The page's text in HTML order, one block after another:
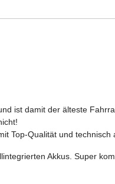
ist damit der älteste
Top-Qualität und technisch
Akkus. Super